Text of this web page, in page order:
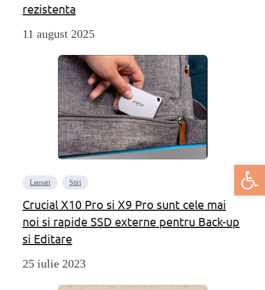
Deschide
rezistenta
11 august 2025
Lansari Stiri
Crucial X10 Pro si X9 Pro sunt cele mai
noi si rapide SSD externe pentru Back-up
si Editare
25 iulie 2023